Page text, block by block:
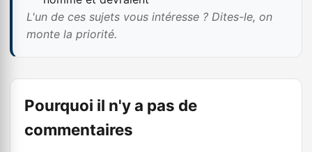
L'un de ces sujets vous intéresse ? Dites-le, on
monte la priorité.
Pourquoi il n'y a pas de
commentaires